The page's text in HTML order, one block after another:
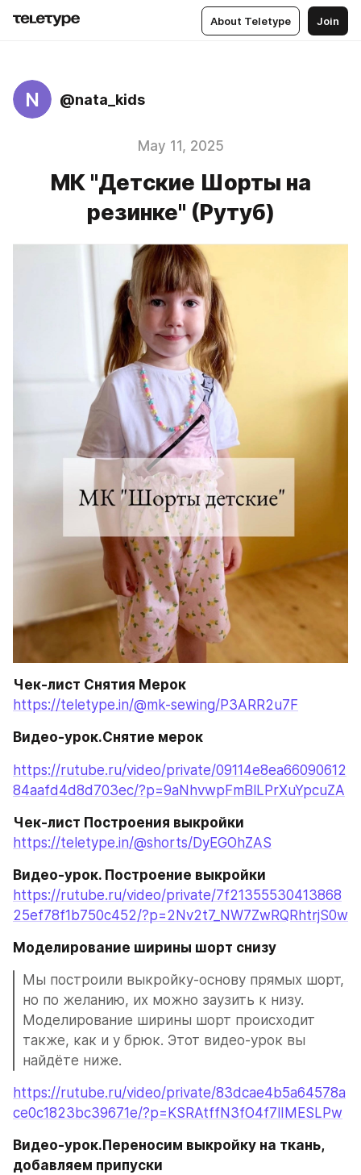
About Teletype Join
N @nata_kids
May 11, 2025
МК "Детские Шорты на
резинке" (Рутуб)
Чек-лист Снятия Мерок
https://teletype.in/@mk-sewing/P3ARR2u7F
Видео-урок.Снятие мерок
https://rutube.ru/video/private/09114e8ea66090612
84aafd4d8d703ec/?p=9aNhvwpFmBlLPrXuYpcuZA
Чек-лист Построения выкройки
https://teletype.in/@shorts/DyEGOhZAS
Видео-урок. Построение выкройки
https://rutube.ru/video/private/7f21355530413868
25ef78f1b750c452/?p=2Nv2t7_NW7ZwRQRhtrjS0w
Моделирование ширины шорт снизу
Мы построили выкройку-основу прямых шорт,
но по желанию, их можно заузить к низу.
Моделирование ширины шорт происходит
также, как и у брюк. Этот видео-урок вы
найдёте ниже.
https://rutube.ru/video/private/83dcae4b5a64578a
ce0c1823bc39671e/?p=KSRAtffN3fO4f7lIMESLPw
Видео-урок.Переносим выкройку на ткань,
добавляем припуски